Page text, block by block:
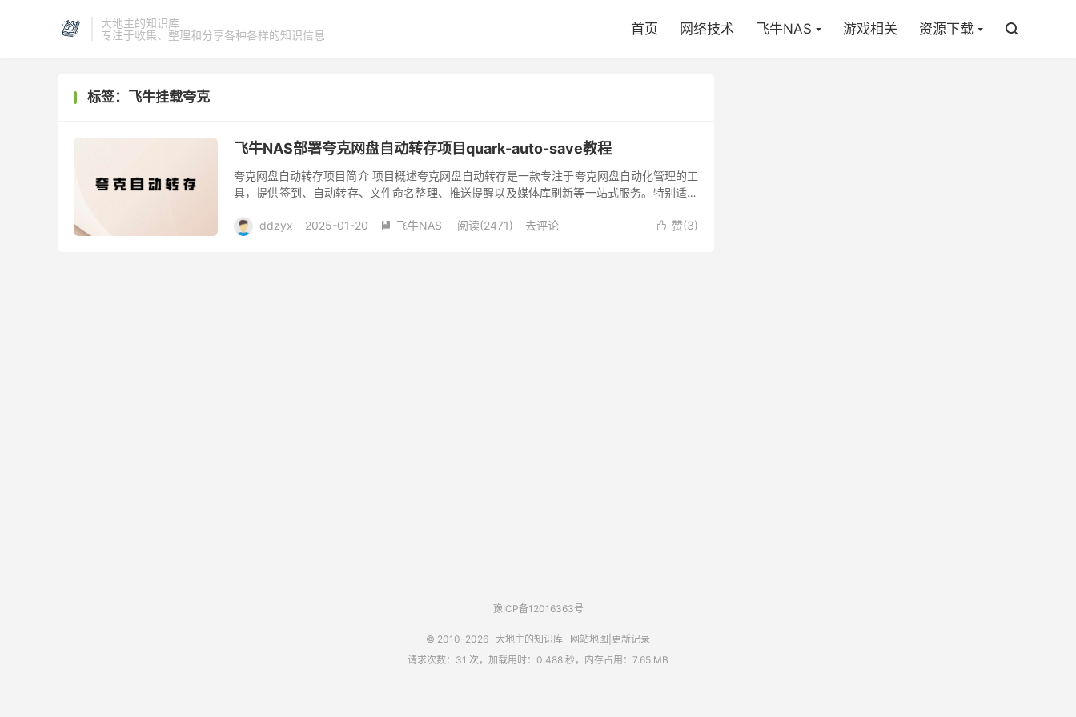
大地主的知识库
专注于收集、整理和分享各种各样的知识信息
首页 网络技术 飞牛NAS 游戏相关 资源下载 
标签：飞牛挂载夸克
飞牛NAS部署夸克网盘自动转存项目quark-auto-save教程
夸克网盘自动转存项目简介 项目概述夸克网盘自动转存是一款专注于夸克网盘自动化管理的工
具，提供签到、自动转存、文件命名整理、推送提醒以及媒体库刷新等一站式服务。特别适用
 赞(3)
ddzyx 2025-01-20  飞牛NAS 阅读(2471) 去评论
豫ICP备12016363号
© 2010-2026 大地主的知识库 网站地图 更新记录
请求次数：31 次，加载用时：0.488 秒，内存占用：7.65 MB